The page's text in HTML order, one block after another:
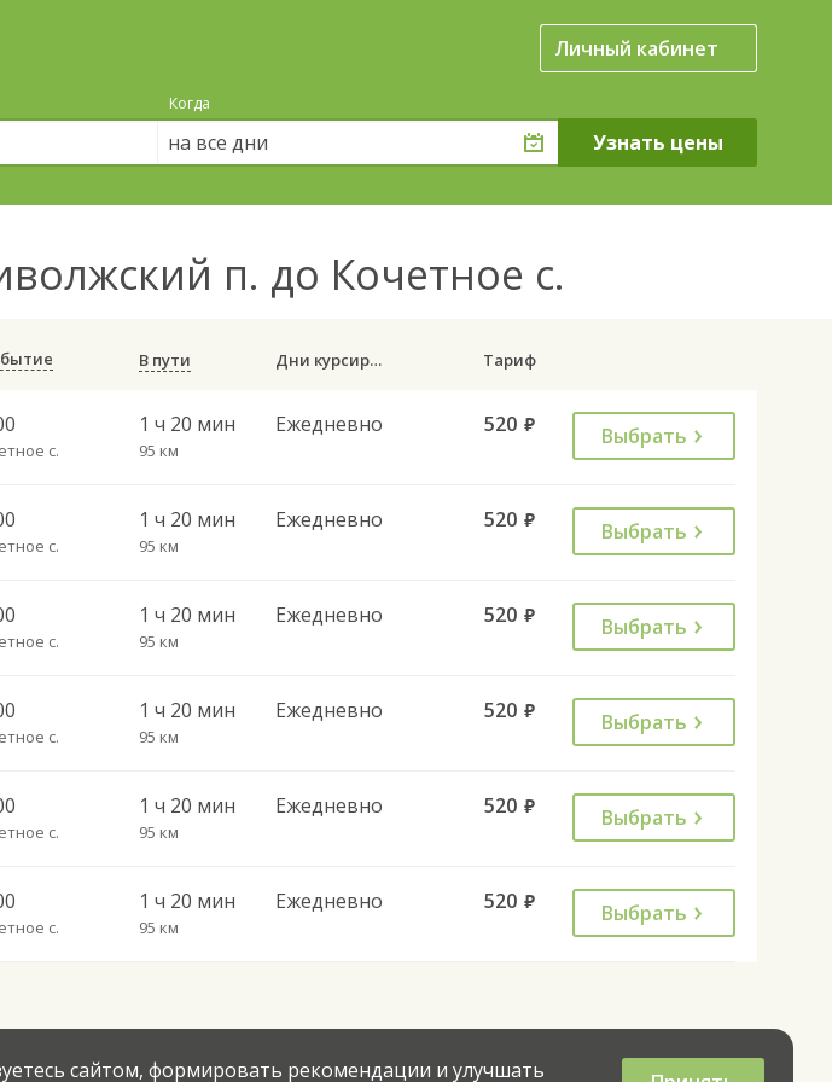
Личный кабинет
Когда
на все дни
п. до Кочетное с.
В пути Дни курсирования Тариф
с.
1 ч 20 мин
95 км
Ежедневно 520 руб. Выбрать
с.
1 ч 20 мин
95 км
Ежедневно 520 руб. Выбрать
с.
1 ч 20 мин
95 км
Ежедневно 520 руб. Выбрать
с.
1 ч 20 мин
95 км
Ежедневно 520 руб. Выбрать
с.
1 ч 20 мин
95 км
Ежедневно 520 руб. Выбрать
с.
1 ч 20 мин
95 км
Ежедневно 520 руб. Выбрать
сайтом, формировать рекомендации и улучшать